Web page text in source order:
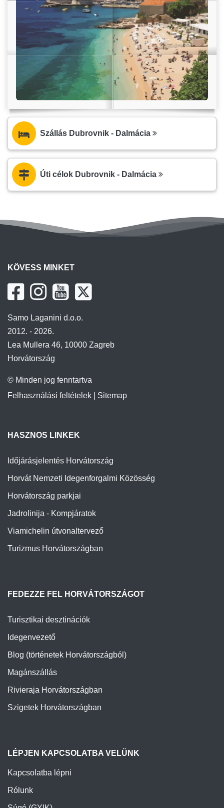
Szállás Dubrovnik - Dalmácia
Úti célok Dubrovnik - Dalmácia
KÖVESS MINKET
Samo Laganini d.o.o.
2012. - 2026.
Lea Mullera 46, 10000 Zagreb
Horvátország
© Minden jog fenntartva
Felhasználási feltételek
Sitemap
HASZNOS LINKEK
Időjárásjelentés Horvátország
Horvát Nemzeti Idegenforgalmi Közösség
Horvátország parkjai
Jadrolinija - Kompjáratok
Viamichelin útvonaltervező
Turizmus Horvátországban
FEDEZZE FEL HORVÁTORSZÁGOT
Turisztikai desztinációk
Idegenvezető
Blog (történetek Horvátországból)
Magánszállás
Rivieraja Horvátországban
Szigetek Horvátországban
LÉPJEN KAPCSOLATBA VELÜNK
Kapcsolatba lépni
Rólunk